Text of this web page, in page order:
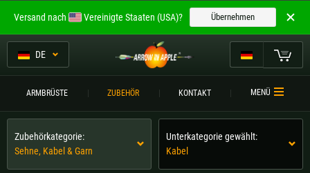
DE
ARMBRÜSTE ZUBEHÖR KONTAKT MENÜ
Zubehörkategorie:
Sehne, Kabel & Garn
Unterkategorie gewählt:
Kabel
Willkommen bei
ARROW IN APPLE
Die besten Armbrüste.
Bitte wählen Sie Ihre Sprache aus:
Englisch Deutsch (DE)
Versand nach Vereinigte Staaten (USA)? Übernehmen
Mein Warenkorb
ARMBRÜSTE
ARMBRUSTVERGLEICH
ZUBEHÖR